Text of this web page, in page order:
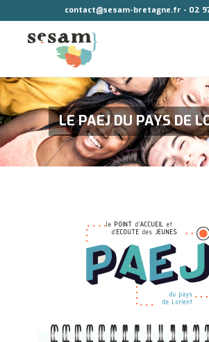
contact@sesam-bretagne.fr - 02
LE PAEJ DU PAYS DE